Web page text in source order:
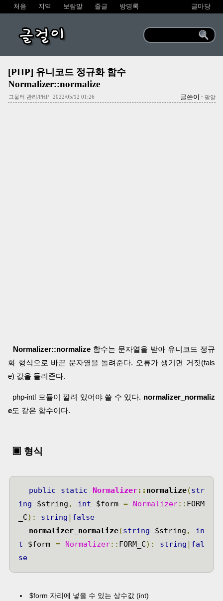
처음 지역 보람말 줄글 방명록 글마당
글걸이
[PHP] 유니코드 정규화 함수
Normalizer::normalize
그물터 관리/PHP 2022/05/12 01:26 글쓴이 : 팥알
Normalizer::normalize 함수는 문자열을 받아 유니코드 정규
화 형식으로 바꾼 문자열을 돌려준다. 오류가 생기면 거짓(fals
e) 값을 돌려준다.
php-intl 모듈이 깔려 있어야 쓸 수 있다. normalizer_normaliz
e도 같은 함수이다.
▣ 형식
public static Normalizer:: normalize(str
ing $string , int $form = Normalizer:: FORM
_C): string | false
  normalizer_normalize
(string $string ,
in
t $form = Normalizer:: FORM_C): string | fal
se
$form 자리에 넣을 수 있는 상수값 (int)